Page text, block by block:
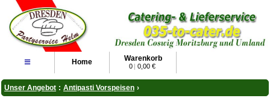
≡ Home Warenkorb
0 | 0,00 €
Unser Angebot : Antipasti Vorspeisen ›